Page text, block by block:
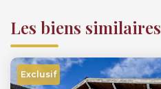
Les biens similaires
Exclusif